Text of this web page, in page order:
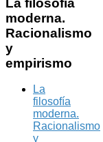
moderna.
Racionalismo
y
empirismo
La
filosofía
moderna.
Racionalismo
y